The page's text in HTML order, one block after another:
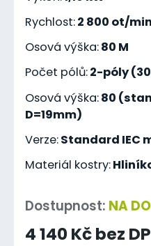
Rychlost:2 800 ot/min
Osová výška:80 M
Počet pólů:2-póly
Osová výška:80
D=19mm)
Verze:Standard IEC
Materiál kostry:
Dostupnost: NA
4 140 Kč bez